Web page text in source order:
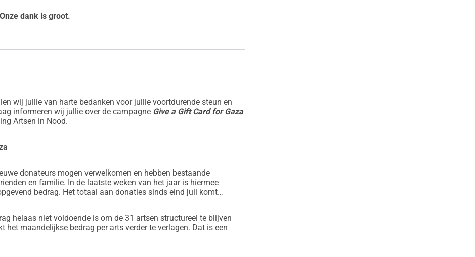
dank is groot.
wij jullie van harte bedanken voor jullie voortdurende steun en
informeren wij jullie over de campagne Give a Gift Card for Gaza
Artsen in Nood.
donateurs mogen verwelkomen en hebben bestaande
en familie. In de laatste weken van het jaar is hiermee
bedrag. Het totaal aan donaties sinds eind juli komt
helaas niet voldoende is om de 31 artsen structureel te blijven
het maandelijkse bedrag per arts verder te verlagen. Dat is een